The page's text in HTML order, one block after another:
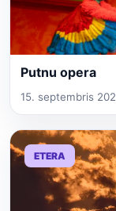
Putnu opera
15. septembris
ETERA